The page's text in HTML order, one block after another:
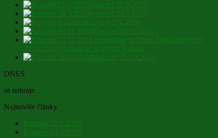
Koncert 21.6.2019
Koncert 24.5.2019
Koncert 3.5.2019
Koncert 30.11.2018
Koncert
23.11.2018 Hommage to Dodo Šošoka
Koncert 26.10.2018
DNES
sa nehraje
Najnovšie články
Koncert 21.6.2019
Koncert 14.6.2019